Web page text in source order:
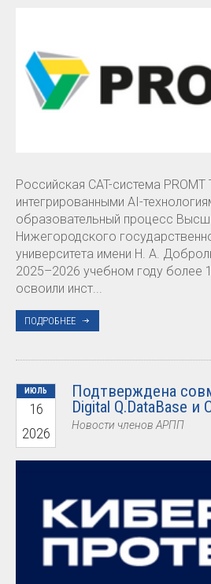
Российская CAT-система
интегрированными AI-
образовательный процесс
Нижегородского
университета имени Н. А.
2025–2026 учебном году более
освоили инст...
ПОДРОБНЕЕ
ИЮЛЬ
16
2026
Подтверждена
Digital Q.DataBase
Новости членов АРПП